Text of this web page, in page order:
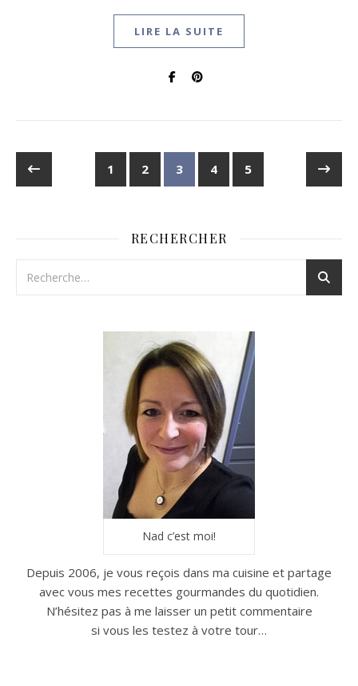
LIRE LA SUITE
1 2 3 4 5
RECHERCHER
Nad c’est moi!
Depuis 2006, je vous reçois dans ma cuisine et partage
avec vous mes recettes gourmandes du quotidien.
N’hésitez pas à me laisser un petit commentaire
si vous les testez à votre tour…